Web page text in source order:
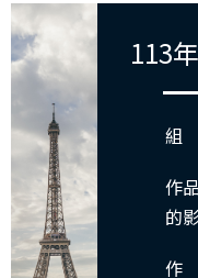
113
組
作
的
作